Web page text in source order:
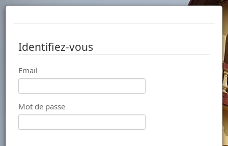
Identifiez-vous
Email
Mot de passe